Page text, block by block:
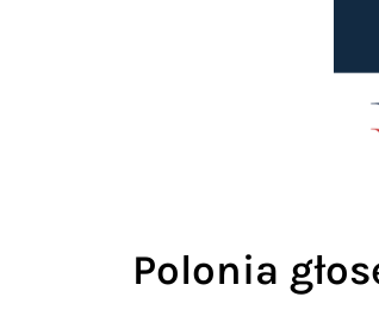
Polonia